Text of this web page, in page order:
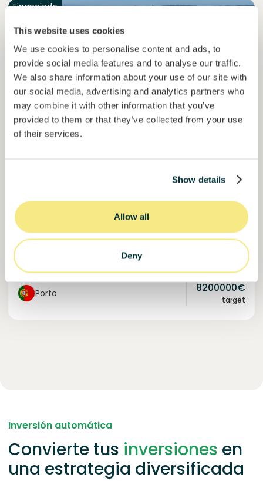
This website uses cookies
We use cookies to personalise content and ads, to
provide social media features and to analyse our traffic.
We also share information about your use of our site with
our social media, advertising and analytics partners who
may combine it with other information that you’ve
provided to them or that they’ve collected from your use
of their services.
Show details
Allow all
Deny
Financiado
Energía sostenible
96
Financiado. Únete a la lista de espera. del objetivo
Porto 8200000€
target
Inversión automática
Convierte tus inversiones en
una estrategia diversificada